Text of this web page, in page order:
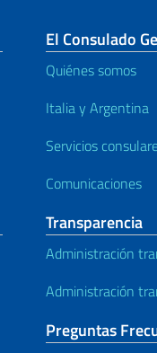
El Consulado
Quiénes somos
Italia y Argentina
Servicios
Comunicaciones
Transparencia
Administración
Administración
Preguntas